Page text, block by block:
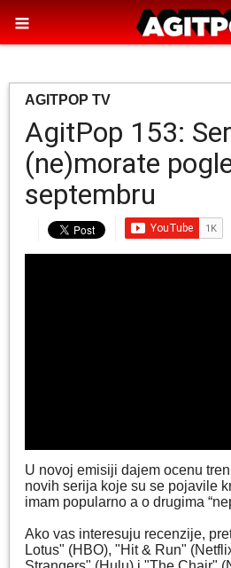
AGITPOP TV
AgitPop 153:
(ne)morate
septembru
U novoj emisiji dajem ocenu
novih serija koje su se pojavile
imam popularno a o drugima
Ako vas interesuju recenzije,
Lotus" (HBO), "Hit & Run"